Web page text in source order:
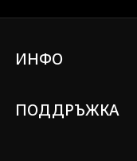
ИНФО
ПОДДРЪЖКА